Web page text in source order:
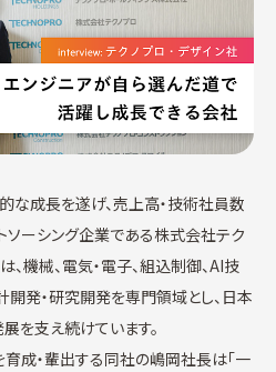
な成長を遂げ、売上高・技術社員数
ソーシング企業である株式会社テク
、機械、電気・電子、組込制御、AI技
開発・研究開発を専門領域とし、日本
を支え続けています。
成・輩出する同社の嶋岡社長は「一